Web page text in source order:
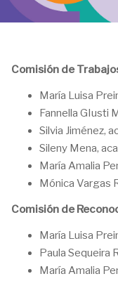
Comisión de
María Luisa
Fannella GIusti
Silvia Jiménez,
Sileny Mena,
María Amalia
Mónica Vargas
Comisión de
María Luisa
Paula Sequeira
María Amalia